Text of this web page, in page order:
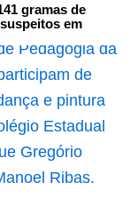
gramas de
em